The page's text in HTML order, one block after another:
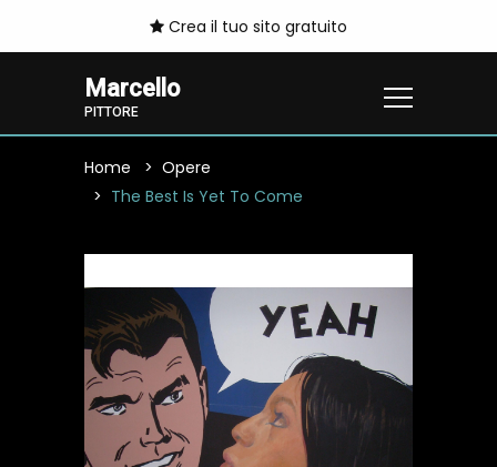
Crea il tuo sito gratuito
Marcello
PITTORE
Home
Opere
The Best Is Yet To Come